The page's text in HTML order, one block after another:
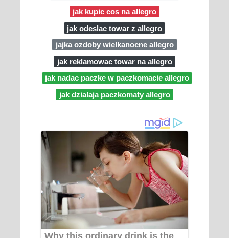
jak kupic cos na allegro
jak odeslac towar z allegro
jajka ozdoby wielkanocne allegro
jak reklamowac towar na allegro
jak nadac paczke w paczkomacie allegro
jak dzialaja paczkomaty allegro